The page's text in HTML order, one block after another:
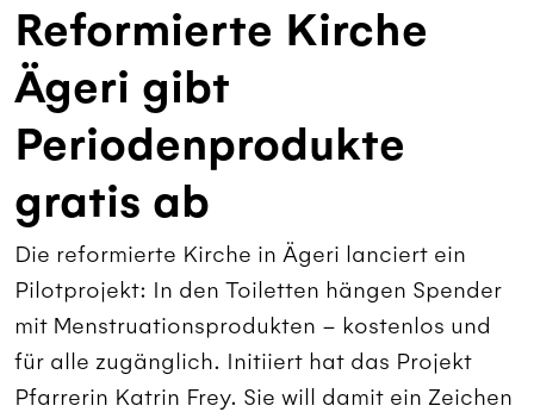
Reformierte Kirche
Ägeri gibt
Periodenprodukte
gratis ab
Die reformierte Kirche in Ägeri lanciert ein
Pilotprojekt: In den Toiletten hängen Spender
mit Menstruationsprodukten – kostenlos und
für alle zugänglich. Initiiert hat das Projekt
Pfarrerin Katrin Frey. Sie will damit ein Zeichen